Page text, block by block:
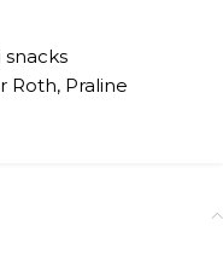
snacks
Roth, Praline